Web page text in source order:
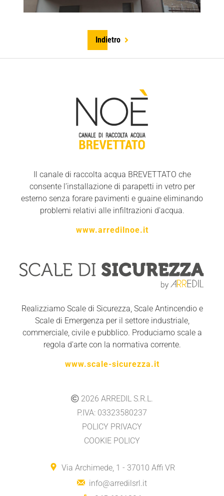
Indietro
Il canale di raccolta acqua BREVETTATO che
consente l’installazione di parapetti in vetro per
esterno senza forare pavimenti e guaine eliminando
problemi relativi alle infiltrazioni d'acqua.
www.arredilnoe.it
Realizziamo Scale di Sicurezza, Scale Antincendio e
Scale di Emergenza per il settore industriale,
commerciale, civile e pubblico. Produciamo scale a
regola d'arte con la normativa corrente.
www.scale-sicurezza.it
2026 ARREDIL S.R.L.
P.IVA: 03323580237
POLICY PRIVACY
COOKIE POLICY
Via Archimede, 1 - 37010 Affi VR
info@arredilsrl.it